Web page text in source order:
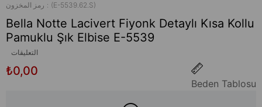
رمز المخزون (E-5539.62.S)
Bella Notte Lacivert Fiyonk Detaylı Kısa Kollu
Pamuklu Şık Elbise E-5539
التعليقات
₺0,00
Beden Tablosu